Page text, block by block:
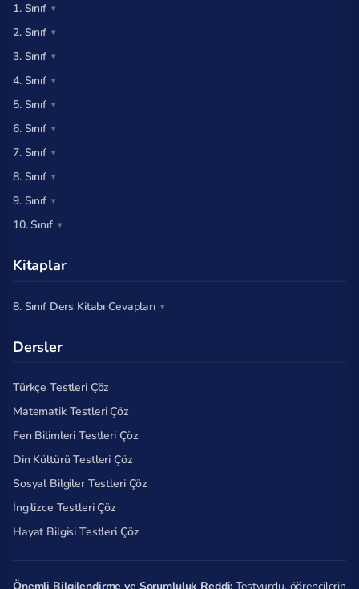
1. Sınıf
2. Sınıf
3. Sınıf
4. Sınıf
5. Sınıf
6. Sınıf
7. Sınıf
8. Sınıf
9. Sınıf
10. Sınıf
Kitaplar
8. Sınıf Ders Kitabı Cevapları
Dersler
Türkçe Testleri Çöz
Matematik Testleri Çöz
Fen Bilimleri Testleri Çöz
Din Kültürü Testleri Çöz
Sosyal Bilgiler Testleri Çöz
İngilizce Testleri Çöz
Hayat Bilgisi Testleri Çöz